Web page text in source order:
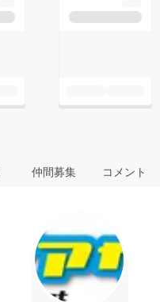
仲間募集 コメント